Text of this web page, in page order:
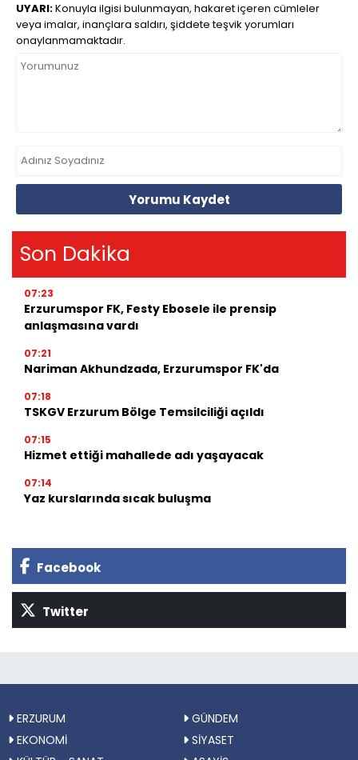
UYARI:Konuyla ilgisi bulunmayan, hakaret içeren cümleler
veya imalar, inançlara saldırı, şiddete teşvik yorumları
onaylanmamaktadır.
Yorumu Kaydet
Son Dakika
07:23
Erzurumspor FK, Festy Ebosele ile prensip
anlaşmasına vardı
07:21
Nariman Akhundzada, Erzurumspor FK'da
07:18
TSKGV Erzurum Bölge Temsilciliği açıldı
07:15
Hizmet ettiği mahallede adı yaşayacak
07:14
Yaz kurslarında sıcak buluşma
Facebook
Twitter
ERZURUM
GÜNDEM
EKONOMİ
SİYASET